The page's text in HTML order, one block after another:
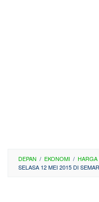
DEPAN / EKONOMI /
SELASA 12 MEI 2015 DI